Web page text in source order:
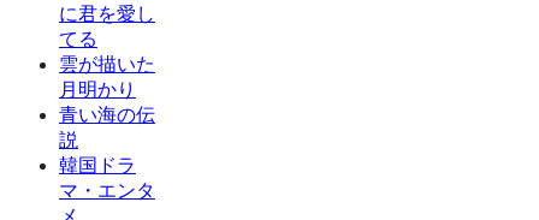
に君を愛し
てる
雲が描いた
月明かり
青い海の伝
説
韓国ドラ
マ・エンタ
メ